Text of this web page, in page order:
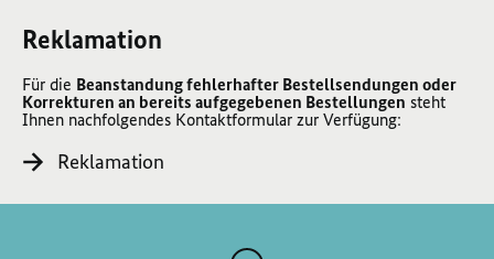
Reklamation
Für die Beanstandung fehlerhafter Bestellsendungen oder
Korrekturen an bereits aufgegebenen Bestellungen steht
Ihnen nachfolgendes Kontaktformular zur Verfügung:
Reklamation